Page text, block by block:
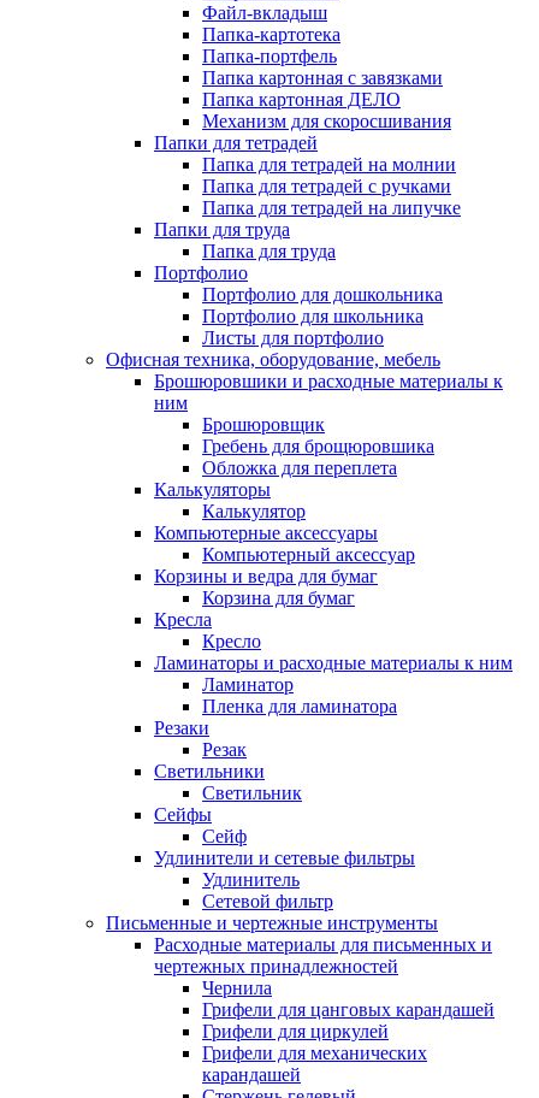
Файл-вкладыш
Папка-картотека
Папка-портфель
Папка картонная с завязками
Папка картонная ДЕЛО
Механизм для скоросшивания
Папки для тетрадей
Папка для тетрадей на молнии
Папка для тетрадей с ручками
Папка для тетрадей на липучке
Папки для труда
Папка для труда
Портфолио
Портфолио для дошкольника
Портфолио для школьника
Листы для портфолио
Офисная техника, оборудование, мебель
Брошюровшики и расходные материалы к
ним
Брошюровщик
Гребень для брощюровшика
Обложка для переплета
Калькуляторы
Калькулятор
Компьютерные аксессуары
Компьютерный аксессуар
Корзины и ведра для бумаг
Корзина для бумаг
Кресла
Кресло
Ламинаторы и расходные материалы к ним
Ламинатор
Пленка для ламинатора
Резаки
Резак
Светильники
Светильник
Сейфы
Сейф
Удлинители и сетевые фильтры
Удлинитель
Сетевой фильтр
Письменные и чертежные инструменты
Расходные материалы для письменных и
чертежных принадлежностей
Чернила
Грифели для цанговых карандашей
Грифели для циркулей
Грифели для механических
карандашей